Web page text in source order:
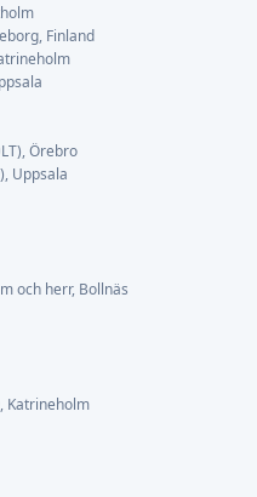
Finland
Örebro
Uppsala
och herr, Bollnäs
Katrineholm